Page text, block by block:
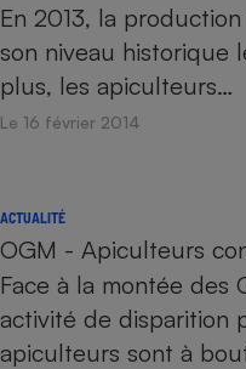
En 2013, la
son niveau historique
plus, les apiculteurs…
Le 16 février 2014
ACTUALITÉ
OGM - Apiculteurs
Face à la montée des
activité de disparition
apiculteurs sont à